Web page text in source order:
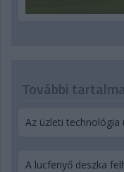
További
Az üzleti technológia
A lucfenyő deszka